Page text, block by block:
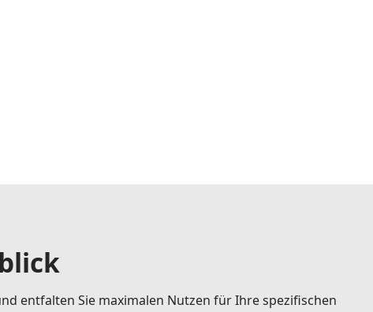
entfalten Sie maximalen Nutzen für Ihre spezifischen